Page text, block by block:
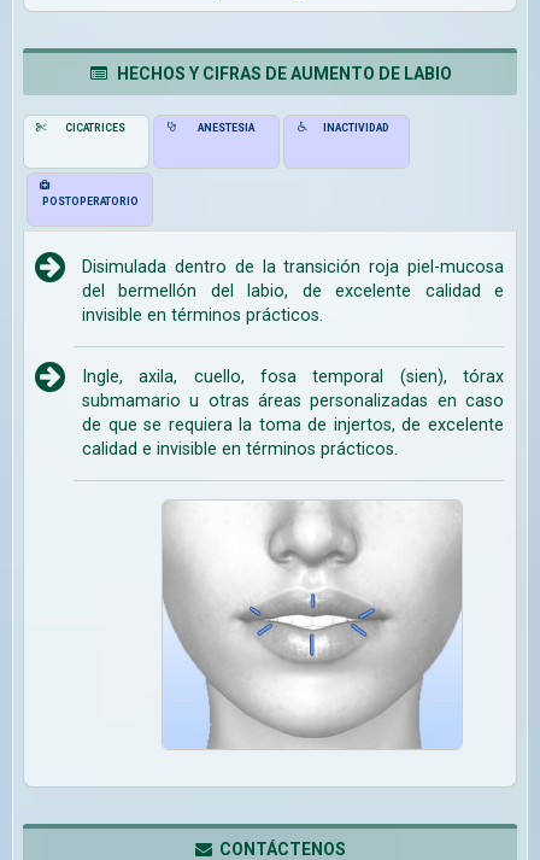
HECHOS Y CIFRAS DE AUMENTO DE LABIO
CICATRICES ANESTESIA INACTIVIDAD
POSTOPERATORIO
Disimulada dentro de la transición roja piel-mucosa
del bermellón del labio, de excelente calidad e
invisible en términos prácticos.
Ingle, axila, cuello, fosa temporal (sien), tórax
submamario u otras áreas personalizadas en caso
de que se requiera la toma de injertos, de excelente
calidad e invisible en términos prácticos.
CONTÁCTENOS